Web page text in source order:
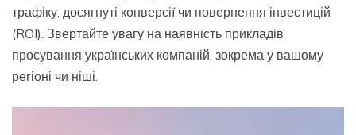
трафіку, досягнуті конверсії чи повернення інвестицій
(ROI). Звертайте увагу на наявність прикладів
просування українських компаній, зокрема у вашому
регіоні чи ніші.